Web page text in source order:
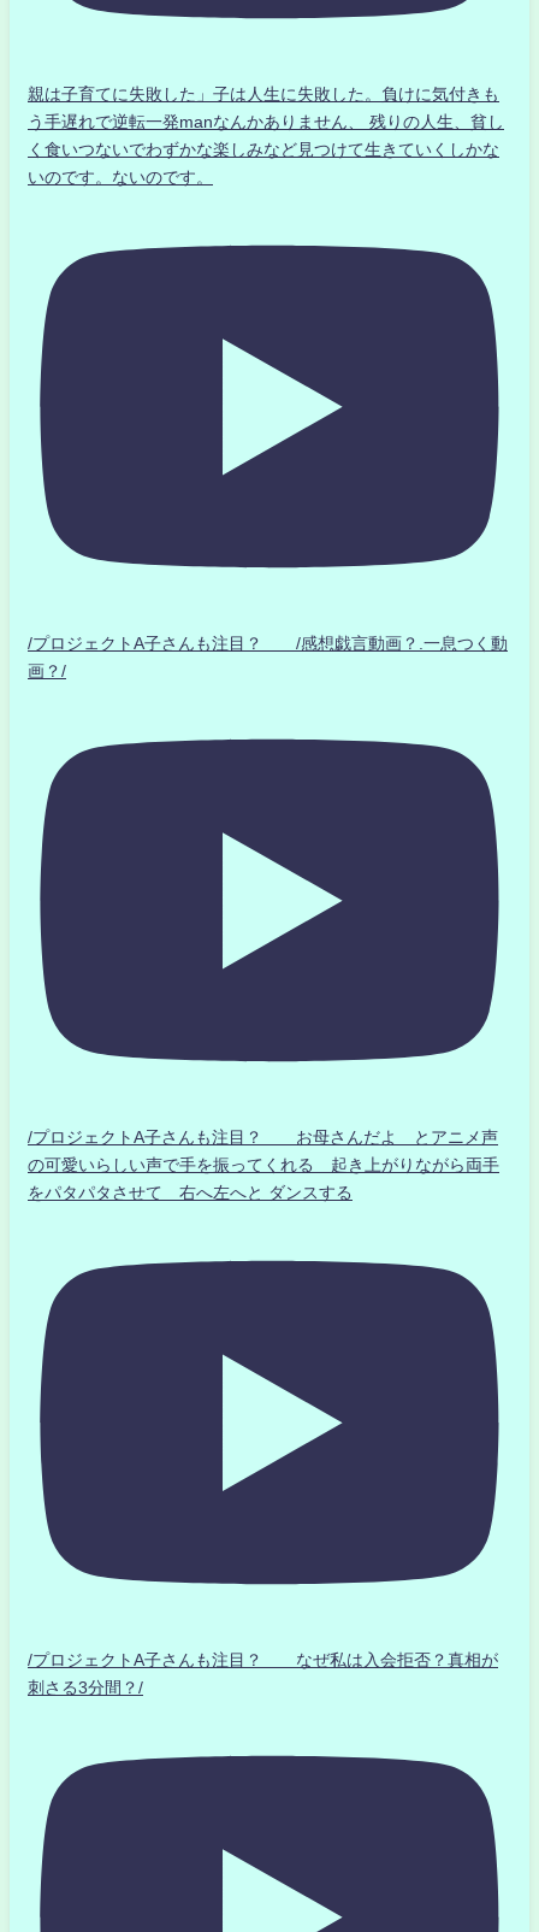
親は子育てに失敗した」子は人生に失敗した。負けに気付きも
う手遅れで逆転一発manなんかありません、 残りの人生、貧し
く食いつないでわずかな楽しみなど見つけて生きていくしかな
いのです。ないのです。
/プロジェクトA子さんも注目？ /感想戯言動画？.一息つく動
画？/
/プロジェクトA子さんも注目？ お母さんだよ とアニメ声
の可愛いらしい声で手を振ってくれる 起き上がりながら両手
をパタパタさせて 右へ左へと ダンスする
/プロジェクトA子さんも注目？ なぜ私は入会拒否？真相が
刺さる3分間？/